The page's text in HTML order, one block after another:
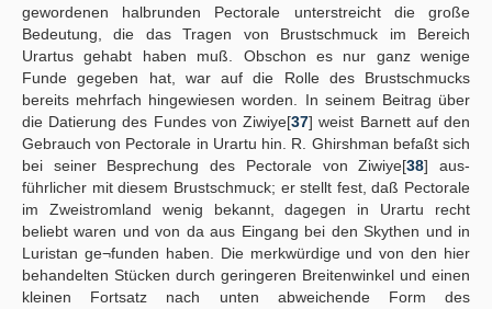
gewordenen halbrunden Pectorale unterstreicht die große
Bedeutung, die das Tragen von Brustschmuck im Bereich
Urartus gehabt haben muß. Obschon es nur ganz wenige
Funde gegeben hat, war auf die Rolle des Brustschmucks
bereits mehrfach hingewiesen worden. In seinem Beitrag über
die Datierung des Fundes von Ziwiye[37] weist Barnett auf den
Gebrauch von Pectorale in Urartu hin. R. Ghirshman befaßt sich
bei seiner Besprechung des Pectorale von Ziwiye[38] aus-
führlicher mit diesem Brustschmuck; er stellt fest, daß Pectorale
im Zweistromland wenig bekannt, dagegen in Urartu recht
beliebt waren und von da aus Eingang bei den Skythen und in
Luristan ge¬funden haben. Die merkwürdige und von den hier
behandelten Stücken durch geringeren Breitenwinkel und einen
kleinen Fortsatz nach unten abweichende Form des